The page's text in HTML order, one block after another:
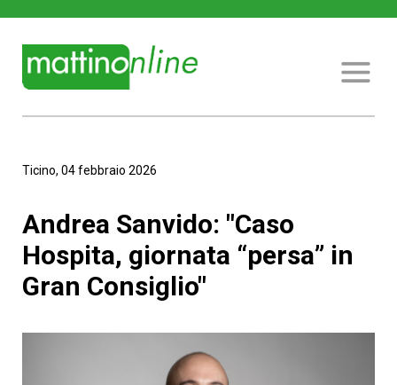
Ticino, 04 febbraio 2026
Andrea Sanvido: "Caso
Hospita, giornata “persa” in
Gran Consiglio"